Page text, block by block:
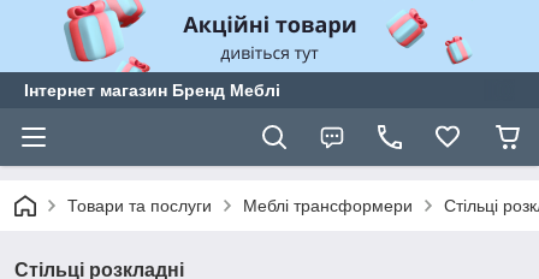
Інтернет магазин Бренд Меблі
Товари та послуги Меблі трансформери Стільці
Стільці розкладні